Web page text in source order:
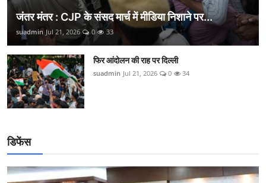
जंतर मंतर : CJP के संसद मार्च में मीडिया निशाने पर...
suadmin Jul 21, 2026 0 33
फिर आंदोलन की राह पर दिल्ली
suadmin Jul 21, 2026 0 34
डिफेंस